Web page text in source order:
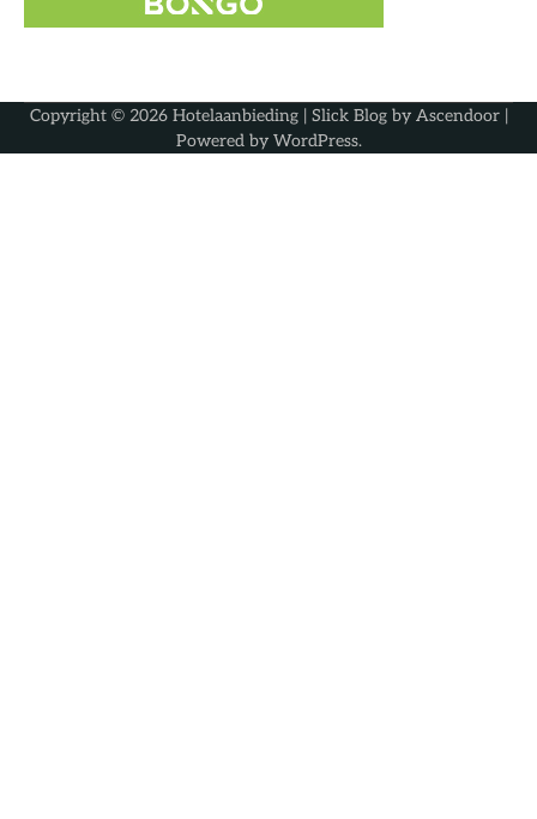
Copyright © 2026 Hotelaanbieding| Slick Blog by Ascendoor|
Powered by WordPress.